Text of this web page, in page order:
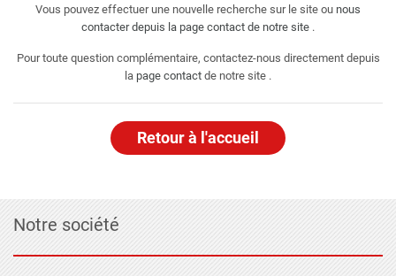
Vous pouvez effectuer une nouvelle recherche sur le site ou nous
contacter depuis la page contact de notre site .
Pour toute question complémentaire, contactez-nous directement depuis
la page contact de notre site .
Retour à l'accueil
Notre société